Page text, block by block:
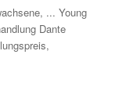
, ... Young
Dante
,